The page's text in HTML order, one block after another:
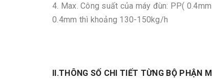
4. Max. Công suất của máy đùn: PP(
0.4mm thì khoảng 130-150kg/h
II.THÔNG SỐ CHI TIẾT TỪNG BỘ PHẬN